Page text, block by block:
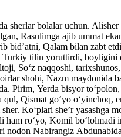
bolalar uchun.
Rasulimga ajib ummat
Qalam bilan zabt
tilin yoruttirdi,
So‘z naqqoshi,
shohi, Nazm maydonida
Pirim, Yerda bisyor
Qismat go‘yo
Ko‘plari she’r
ro‘yo, Komil bo‘lolmadi
Nabirangiz